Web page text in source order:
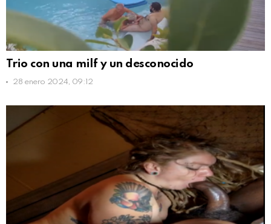
Trio con una milf y un desconocido
28 enero 2024, 09:12